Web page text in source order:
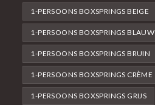
1-PERSOONS BOXSPRINGS BEIGE
1-PERSOONS BOXSPRINGS BLAUW
1-PERSOONS BOXSPRINGS BRUIN
1-PERSOONS BOXSPRINGS CRÈME
1-PERSOONS BOXSPRINGS GRIJS